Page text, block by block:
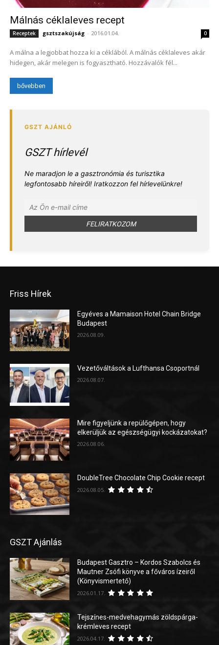
Málnás céklaleves recept
Receptek gsztszakújság - 2016.01.04. 0
A málna a legjobbat hozza ki a céklából. A málnás céklaleves akár
hidegen, akár melegen is fogyasztható. Hozzávalók fél...
bővebben
GSZT hírlevél
Ne maradjon le a gasztronómia és turisztika
legfontosabb híreiről! Iratkozzon fel hírlevelünkre!
Friss Hírek
Egyéves a Mamaison Hotel Chain Bridge
Budapest
2026.08.09.
Vezetőváltások a Lufthansa Csoportnál
2026.08.07.
Mire figyeljünk a repülőgépen, hogy
elkerüljük az egészségügyi kockázatokat?
2026.08.06.
DoubleTree Chocolate Chip Cookie recept
2026.08.05.
GSZT Ajánlás
Budapest Gasztro – Kordos Szabolcs és
Mautner Zsófi könyve a főváros ízeiről
(Könyvismertető)
2026.01.17.
Tejszínes-medvehagymás zöldspárga-
krémleves recept
2026.04.17.